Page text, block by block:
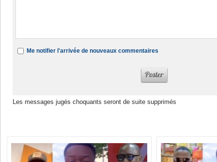
Me notifier l'arrivée de nouveaux commentaires
Les messages jugés choquants seront de suite supprimés